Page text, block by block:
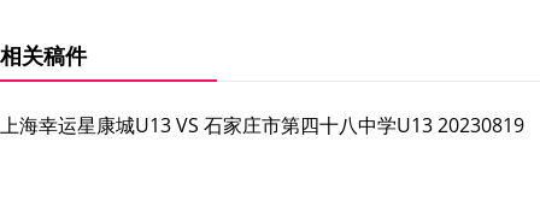
相关稿件
上海幸运星康城U13 VS 石家庄市第四十八中学U13 20230819